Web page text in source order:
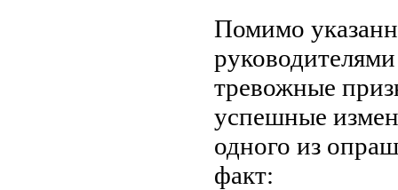
Помимо
тревожные
успешные
одного из
факт: